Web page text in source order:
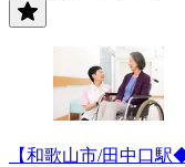
【和歌山市/田中口